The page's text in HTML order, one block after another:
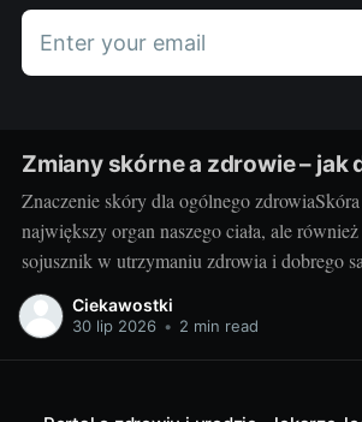
Enter your email
Zmiany skórne a zdrowie – jak
Znaczenie skóry dla ogólnego
największy organ naszego ciała, ale
sojusznik w utrzymaniu zdrowia i dobrego
Właściwa troska i zrozumienie jej funkcji to
podejściu do pielęgnacji skóry. Potrzebna jest
Ciekawostki
30 lip 2026 • 2 min read